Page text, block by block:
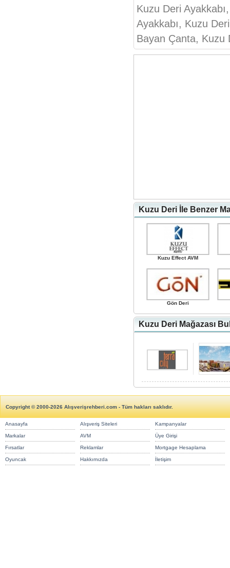
Kuzu Deri
Ayakkabı, Kuzu
Bayan Çanta, Kuzu
Kuzu Deri İle Benzer
Kuzu Effect AVM
Gön Deri
Kuzu Deri Mağazası
Copyright © 2000-2026 Alışverişrehberi.com - Tüm hakları saklıdır.
Anasayfa Alışveriş Siteleri Kampanyalar
Markalar AVM Üye Girişi
Fırsatlar Reklamlar Mortgage Hesaplama
Oyuncak Hakkımızda İletişim